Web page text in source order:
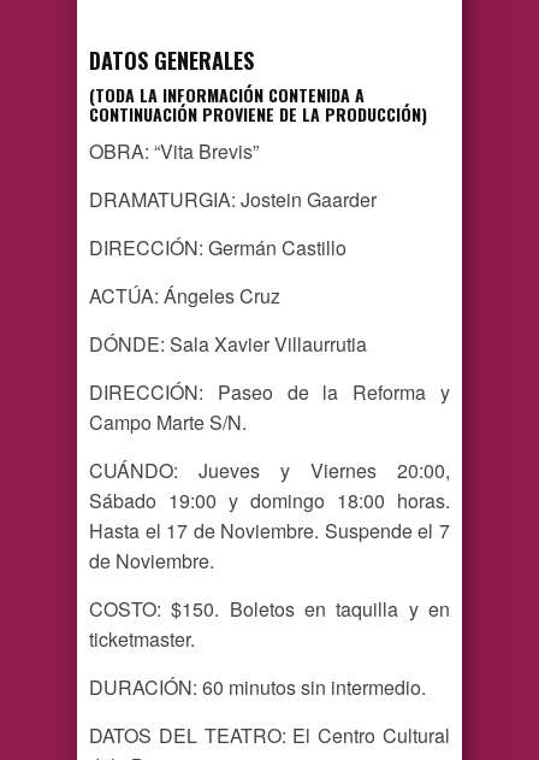
DATOS GENERALES
(TODA LA INFORMACIÓN CONTENIDA A
CONTINUACIÓN PROVIENE DE LA PRODUCCIÓN)
OBRA: “Vita Brevis”
DRAMATURGIA: Jostein Gaarder
DIRECCIÓN: Germán Castillo
ACTÚA: Ángeles Cruz
DÓNDE: Sala Xavier Villaurrutia
DIRECCIÓN: Paseo de la Reforma y
Campo Marte S/N.
CUÁNDO: Jueves y Viernes 20:00,
Sábado 19:00 y domingo 18:00 horas.
Hasta el 17 de Noviembre. Suspende el 7
de Noviembre.
COSTO: $150. Boletos en taquilla y en
ticketmaster.
DURACIÓN: 60 minutos sin intermedio.
DATOS DEL TEATRO: El Centro Cultural